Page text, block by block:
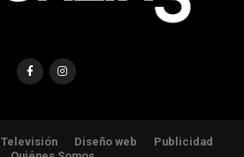
Televisión Diseño web
Publicidad